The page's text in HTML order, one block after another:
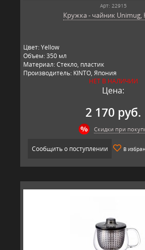
Арт: 22915
Кружка - чайник Unimug,
Цвет: Yellow
Объем: 350 мл
Материал: Стекло, пластик
Производитель: KINTO, Япония
НЕТ В НАЛИЧИИ
Цена:
2 170 руб.
Скидки при
Сообщить о поступлении В